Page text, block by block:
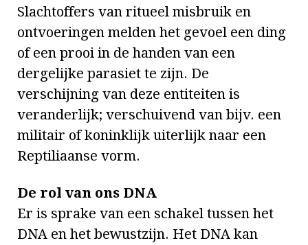
Slachtoffers van ritueel misbruik en
ontvoeringen melden het gevoel een ding
of een prooi in de handen van een
dergelijke parasiet te zijn. De
verschijning van deze entiteiten is
veranderlijk; verschuivend van bijv. een
militair of koninklijk uiterlijk naar een
Reptiliaanse vorm.
De rol van ons DNA
Er is sprake van een schakel tussen het
DNA en het bewustzijn. Het DNA kan